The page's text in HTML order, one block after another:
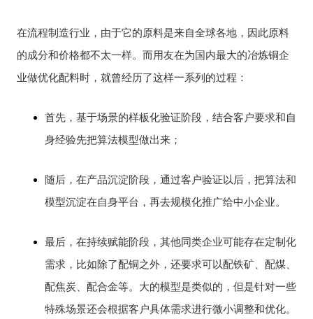
在流程制造行业，由于它的原料是来自全球各地，因此原料
的成分和价格都不太一样。而用友在为国内最大的冶炼铜企
业做优化配料时，就曾经历了这样一系列的过程：
首先，基于场景的样板化验证阶段，结合客户要求和自
身经验先把算法模型做出来；
随后，在产品沉淀阶段，通过客户验证以后，把算法和
模型沉淀在自身平台，再去规模化推广给中小企业。
最后，在持续赋能阶段，其他同类企业可能存在定制化
需求，比如除了配铜之外，还要求可以配铁矿、配煤、
配焦炭、配合金等。大的模型是类似的，但是针对一些
特殊场景还会根据客户具体需求进行微小调整和优化。